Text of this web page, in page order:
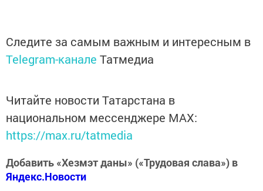
Следите за самым важным и интересным в
Telegram-канале Татмедиа
Читайте новости Татарстана в
национальном мессенджере MАХ:
https://max.ru/tatmedia
Добавить «Хезмэт даны» («Трудовая слава») в
Яндекс.Новости